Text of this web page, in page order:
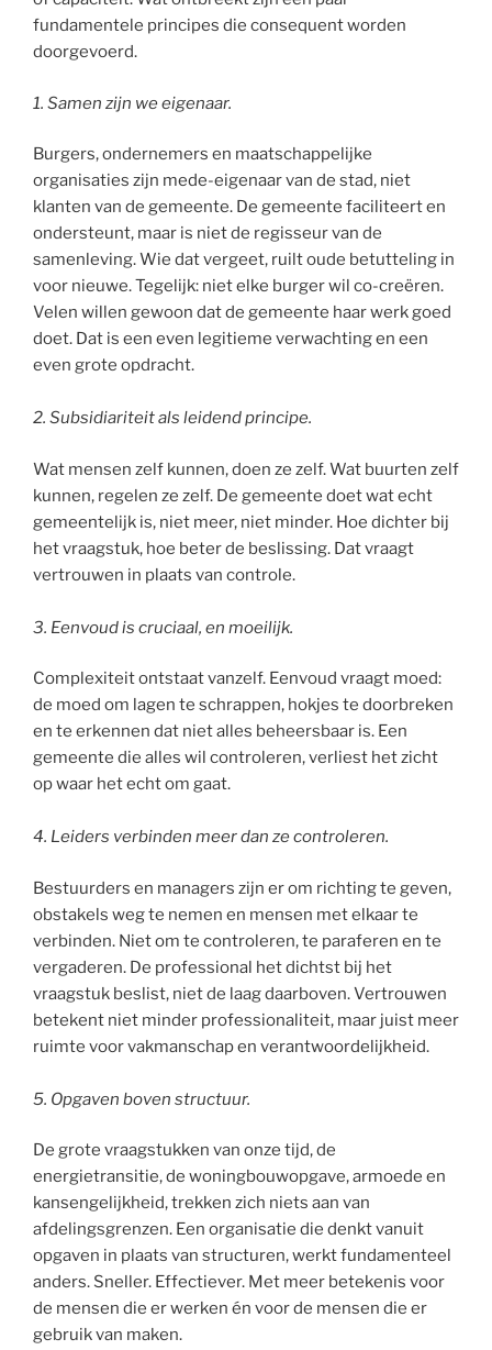
fundamentele principes die consequent worden
doorgevoerd.
1. Samen zijn we eigenaar.
Burgers, ondernemers en maatschappelijke
organisaties zijn mede-eigenaar van de stad, niet
klanten van de gemeente. De gemeente faciliteert en
ondersteunt, maar is niet de regisseur van de
samenleving. Wie dat vergeet, ruilt oude betutteling in
voor nieuwe. Tegelijk: niet elke burger wil co-creëren.
Velen willen gewoon dat de gemeente haar werk goed
doet. Dat is een even legitieme verwachting en een
even grote opdracht.
2. Subsidiariteit als leidend principe.
Wat mensen zelf kunnen, doen ze zelf. Wat buurten zelf
kunnen, regelen ze zelf. De gemeente doet wat echt
gemeentelijk is, niet meer, niet minder. Hoe dichter bij
het vraagstuk, hoe beter de beslissing. Dat vraagt
vertrouwen in plaats van controle.
3. Eenvoud is cruciaal, en moeilijk.
Complexiteit ontstaat vanzelf. Eenvoud vraagt moed:
de moed om lagen te schrappen, hokjes te doorbreken
en te erkennen dat niet alles beheersbaar is. Een
gemeente die alles wil controleren, verliest het zicht
op waar het echt om gaat.
4. Leiders verbinden meer dan ze controleren.
Bestuurders en managers zijn er om richting te geven,
obstakels weg te nemen en mensen met elkaar te
verbinden. Niet om te controleren, te paraferen en te
vergaderen. De professional het dichtst bij het
vraagstuk beslist, niet de laag daarboven. Vertrouwen
betekent niet minder professionaliteit, maar juist meer
ruimte voor vakmanschap en verantwoordelijkheid.
5. Opgaven boven structuur.
De grote vraagstukken van onze tijd, de
energietransitie, de woningbouwopgave, armoede en
kansengelijkheid, trekken zich niets aan van
afdelingsgrenzen. Een organisatie die denkt vanuit
opgaven in plaats van structuren, werkt fundamenteel
anders. Sneller. Effectiever. Met meer betekenis voor
de mensen die er werken én voor de mensen die er
gebruik van maken.